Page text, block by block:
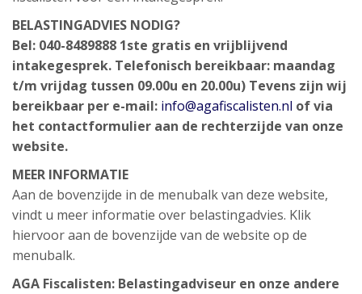
BELASTINGADVIES NODIG?
Bel: 040-8489888 1ste gratis en vrijblijvend
intakegesprek. Telefonisch bereikbaar: maandag
t/m vrijdag tussen 09.00u en 20.00u) Tevens zijn wij
bereikbaar per e-mail: info@agafiscalisten.nl of via
het contactformulier aan de rechterzijde van onze
website.
MEER INFORMATIE
Aan de bovenzijde in de menubalk van deze website,
vindt u meer informatie over belastingadvies. Klik
hiervoor aan de bovenzijde van de website op de
menubalk.
AGA Fiscalisten: Belastingadviseur en onze andere